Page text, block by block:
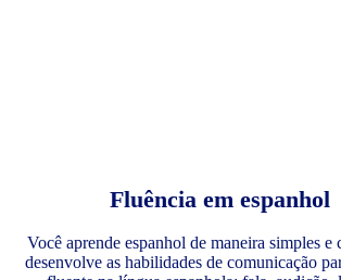
Fluência em espanhol
Você aprende espanhol de maneira simples e
desenvolve as habilidades de comunicação